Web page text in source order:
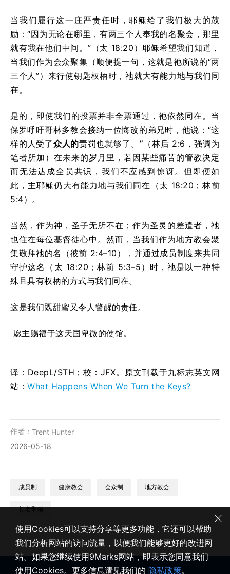
当我们履行这一庄严责任时，耶稣给了我们极大的鼓
励：“因为无论在哪里，有两三个人奉我的名聚会，那里
就有我在他们中间。”（太 18:20）耶稣希望我们知道，
当我们作为会众聚集（顺便提一句，这就是祂所说的“两
三个人”）来行使钥匙权柄时，祂就大有能力地与我们同
在。
是的，即使我们的投票并非全票通过，祂依然同在。当
保罗呼吁哥林多教会接纳一位悔改的弟兄时，他说：“这
样的人受了众人的责罚也就够了。 ” （林后 2:6，强调为
笔者所加）在未来的岁月里，若因某些痛苦的管教决定
而无法达成全员共识，我们不应感到惊讶。但即便如
此，主耶稣仍大有能力地与我们同在（太 18:20；林前
5:4）。
当然，作为神，圣子无所不在；作为圣灵的差遣者，祂
也住在每位基督徒心中。然而，当我们作为地方教会聚
集敬拜祂的名（彼前 2:4–10），并通过成员制度来共同
守护这名（太 18:20；林前 5:3–5）时，祂是以一种特
殊且具有权柄的方式与我们同在。
这是我们既甜蜜又令人警醒的责任。
愿主赐福于这天国卑微的使馆。
译：DeepL/STH；校： JFX。原文刊载于九标志英文网
站： What Happens When We Turn the Keys?
作者： Trent Hunter
2026-05-18
成员制 健康教会 会众制 地方教会
长老带领
使用Cookies可以支持分享等更多功能，它还可以帮助
我们分析网站的访问流量，以便我们能够更好的改进网
站。如果您继续使用9Marks网站，即表示您同意我们
使用Cookies。更多信息请见我们的 隐私政策。